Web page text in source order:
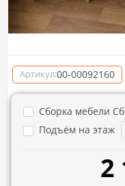
Артикул:00-00092160
Сборка мебели
Подъём на этаж
2